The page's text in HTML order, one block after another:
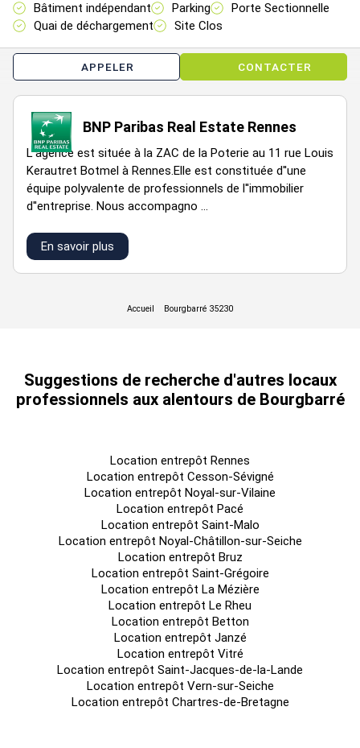
Bâtiment indépendant
Parking
Porte Sectionnelle
Quai de déchargement
Site Clos
APPELER CONTACTER
BNP Paribas Real Estate Rennes
L''agence est située à la ZAC de la Poterie au 11 rue Louis
Kerautret Botmel à Rennes.Elle est constituée d''une
équipe polyvalente de professionnels de l''immobilier
d''entreprise. Nous accompagno ...
En savoir plus
Suggestions de recherche d'autres locaux
professionnels aux alentours de Bourgbarré
Location entrepôt Rennes
Location entrepôt Cesson-Sévigné
Location entrepôt Noyal-sur-Vilaine
Location entrepôt Pacé
Location entrepôt Saint-Malo
Location entrepôt Noyal-Châtillon-sur-Seiche
Location entrepôt Bruz
Location entrepôt Saint-Grégoire
Location entrepôt La Mézière
Location entrepôt Le Rheu
Location entrepôt Betton
Location entrepôt Janzé
Location entrepôt Vitré
Location entrepôt Saint-Jacques-de-la-Lande
Location entrepôt Vern-sur-Seiche
Location entrepôt Chartres-de-Bretagne